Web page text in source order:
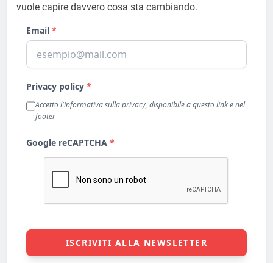
vuole capire davvero cosa sta cambiando.